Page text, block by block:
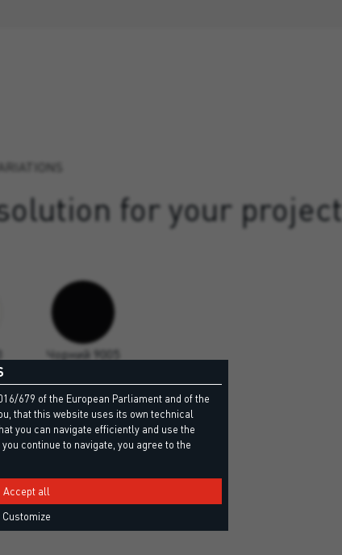
for your project
Чорний 9005
all variations
679 of the European Parliament and of the
that this website uses its own technical
you can navigate efficiently and use the
continue to navigate, you agree to the
Accept all
Customize